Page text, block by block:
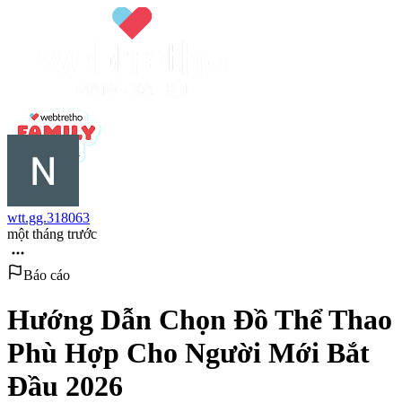
wtt.gg.318063
một tháng trước
Báo cáo
Hướng Dẫn Chọn Đồ Thể Thao
Phù Hợp Cho Người Mới Bắt
Đầu 2026